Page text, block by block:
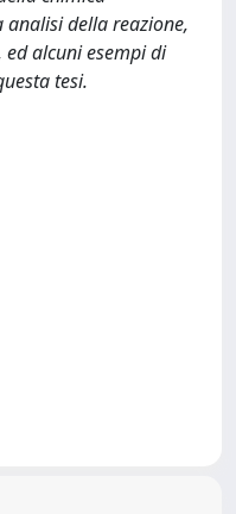
della reazione,
alcuni esempi di
tesi.